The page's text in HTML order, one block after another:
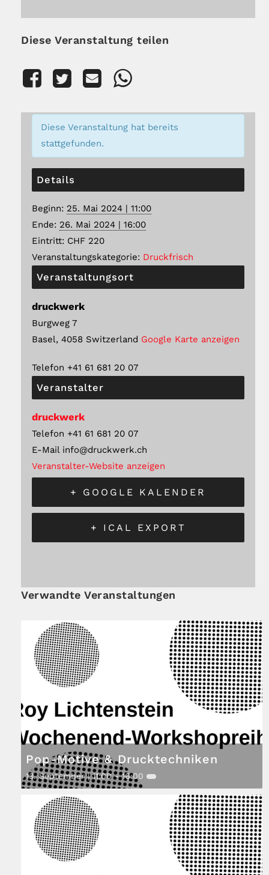
Diese Veranstaltung teilen
Diese Veranstaltung hat bereits
stattgefunden.
Details
Beginn: 25. Mai 2024 | 11:00
Ende: 26. Mai 2024 | 16:00
Eintritt: CHF 220
Veranstaltungskategorie: Druckfrisch
Veranstaltungsort
druckwerk
Burgweg 7
Basel, 4058 Switzerland Google Karte anzeigen
Telefon +41 61 681 20 07
Veranstalter
druckwerk
Telefon +41 61 681 20 07
E-Mail info@druckwerk.ch
Veranstalter-Website anzeigen
+ GOOGLE KALENDER
+ ICAL EXPORT
Verwandte Veranstaltungen
Pop-Motive & Drucktechniken
13. September | 11:00-16:00